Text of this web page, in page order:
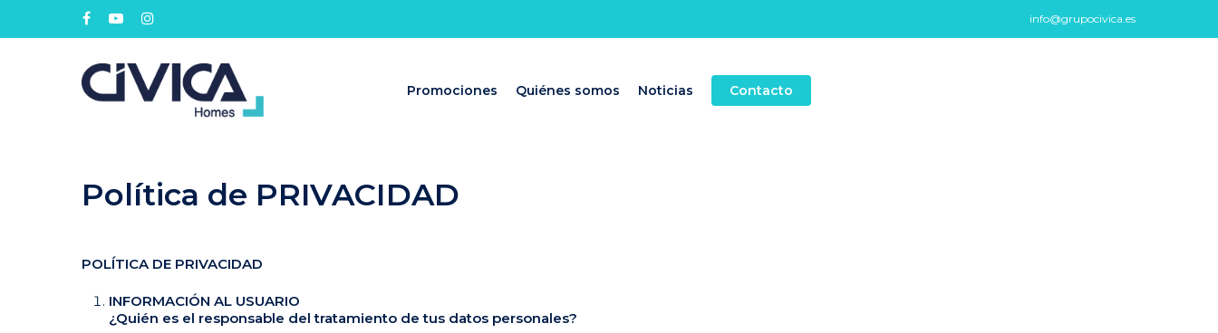
info@grupocivica.es
Promociones Quiénes somos Noticias Contacto
Política de PRIVACIDAD
POLÍTICA DE PRIVACIDAD
INFORMACIÓN AL USUARIO
¿Quién es el responsable del tratamiento de tus datos personales?